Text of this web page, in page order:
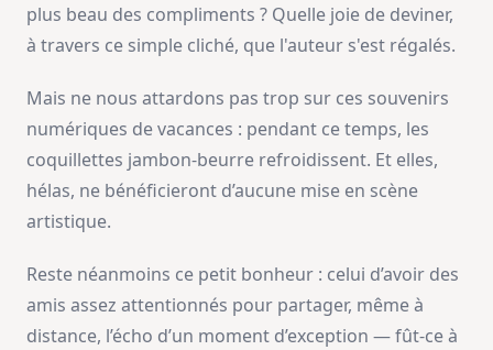
plus beau des compliments ? Quelle joie de deviner,
à travers ce simple cliché, que l'auteur s'est régalés.
Mais ne nous attardons pas trop sur ces souvenirs
numériques de vacances : pendant ce temps, les
coquillettes jambon-beurre refroidissent. Et elles,
hélas, ne bénéficieront d’aucune mise en scène
artistique.
Reste néanmoins ce petit bonheur : celui d’avoir des
amis assez attentionnés pour partager, même à
distance, l’écho d’un moment d’exception — fût-ce à